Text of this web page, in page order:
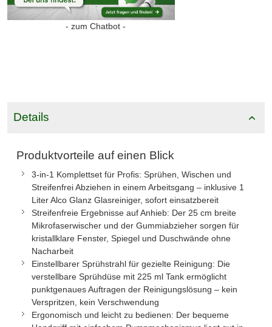
- zum Chatbot -
Details
Produktvorteile auf einen Blick
3-in-1 Komplettset für Profis: Sprühen, Wischen und
Streifenfrei Abziehen in einem Arbeitsgang – inklusive 1
Liter Alco Glanz Glasreiniger, sofort einsatzbereit
Streifenfreie Ergebnisse auf Anhieb: Der 25 cm breite
Mikrofaserwischer und der Gummiabzieher sorgen für
kristallklare Fenster, Spiegel und Duschwände ohne
Nacharbeit
Einstellbarer Sprühstrahl für gezielte Reinigung: Die
verstellbare Sprühdüse mit 225 ml Tank ermöglicht
punktgenaues Auftragen der Reinigungslösung – kein
Verspritzen, kein Verschwendung
Ergonomisch und leicht zu bedienen: Der bequeme